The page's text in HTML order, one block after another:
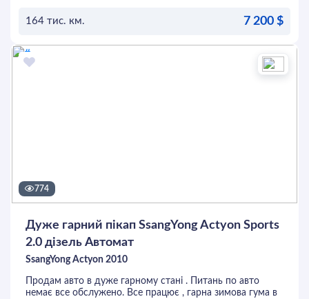
164 тис. км. 7 200 $
ОСТАВИТЬ ЗАЯВКУ
774
Дуже гарний пікап SsangYong Actyon Sports
2.0 дізель Автомат
SsangYong Actyon 2010
Продам авто в дуже гарному стані . Питань по авто
немає все обслужено. Все працює , гарна зимова гума в